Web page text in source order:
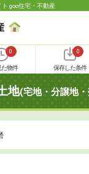
goo住宅・不動産
0
物件
0
保存した条件
地(宅地・分譲地